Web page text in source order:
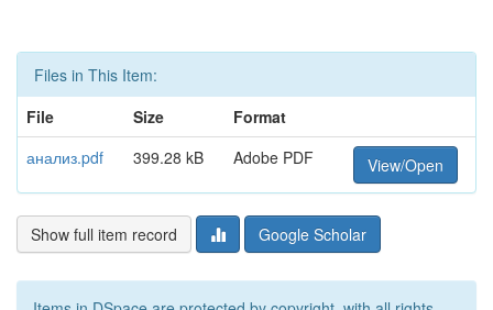
Files in This Item:
File
Size
Format
анализ.pdf
399.28 kB Adobe PDF View/Open
Show full item record Google Scholar